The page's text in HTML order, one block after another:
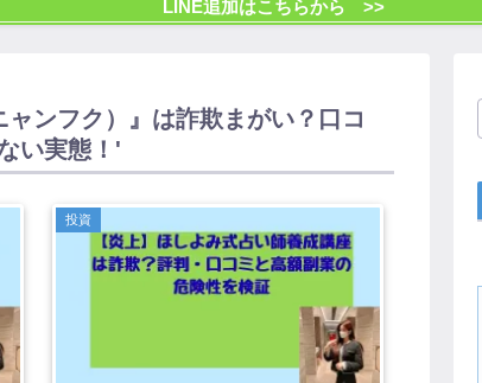
LINE追加はこちらから >>
ャンフク）』は詐欺まがい？口コ
い実態！'
投資